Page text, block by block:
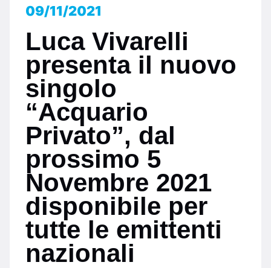
09/11/2021
Luca Vivarelli
presenta il nuovo
singolo
“Acquario
Privato”, dal
prossimo 5
Novembre 2021
disponibile per
tutte le emittenti
nazionali